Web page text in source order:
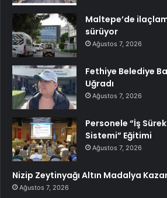
Maltepe’de
sürüyor
Ağustos 7, 2026
Fethiye Belediye
Uğradı
Ağustos 7, 2026
Personele “İş
Sistemi” Eğitimi
Ağustos 7, 2026
Nizip Zeytinyağı Altın Madalya
Ağustos 7, 2026